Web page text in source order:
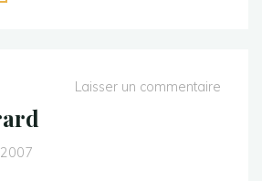
Laisser un commentaire